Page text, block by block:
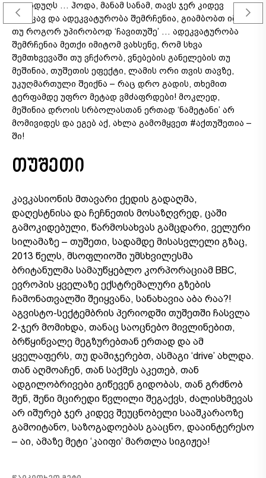
გადადუღს … ჰოდა, მანამ სანამ, თავს ჯერ კიდევ
ვთოკავ და ადეკვატურობა შემრჩენია, გიამბობთ იმაზე,
თუ როგორ უპირობოდ ‘ჩავითუშე’ … ადეკვატურობა
შემრჩენია მეთქი იმიტომ ვახსენე, რომ სხვა
შემთხვევაში თუ ვჩქარობ, ვნებების განელების თუ
მეშინია, თუშეთის ეფექტი, ლამის ორი თვის თავზე,
უკუღმართული შეიქნა – რაც დრო გადის, თხემით
ტერფამდე უფრო მეტად ვმძაფრდები! მოკლედ,
მეშინია დროის სრბოლასთან ერთად ‘ნამეტანი’ არ
მომივიდეს და ეგებ აქ, ახლა გამომყვეთ #აქთუშეთია –
ში!
თუშეთი
კავკასიონის მთავარი ქედის გადაღმა,
დაღესტნისა და ჩეჩნეთის მოსაზღვრედ, ცაში
გამოკიდებული, წარმოსახვას გამცდარი, ველური
სილამაზე – თუშეთი, სადამდე მისასვლელი გზაც,
2013 წელს, მსოფლიოში უმსხვილესმა
ბრიტანულმა სამაუწყებლო კორპორაციამ BBC,
ევროპის ყველაზე ექსტრემალური გზების
ჩამონათვალში შეიყვანა, სანახავია აბა რაა?!
აგვისტო-სექტემბრის პერიოდში თუშეთში ჩასვლა
2-ჯერ მომიხდა, თანაც საოცნებო მივლინებით,
ბრწყინვალე მეგზურებთან ერთად და ამ
ყველაფერს, თუ დამიჯერებთ, ასმაგი ‘drive’ ახლდა.
თან აღმოაჩენ, თან საქმეს აკეთებ, თან
ადგილობრივები გიწევენ გიდობას, თან გრძნობ
შენ, შენი მცირედი წვლილი შეგაქვს, ძალისხმევას
არ იშურებ ჯერ კიდევ შეუცნობელი სააშკარაოზე
გამოიტანო, საზოგადოებას გააცნო, დააინტერესო
– აი, ამაზე მეტი ‘კაიფი’ მართლა სიგიჟეა!